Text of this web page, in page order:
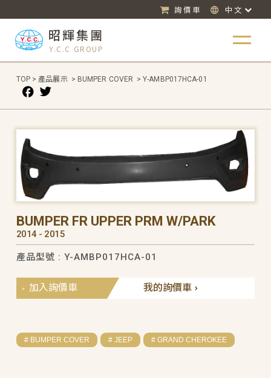
詢價車 中文
昭輝集團
Y.C.C GROUP
TOP > 產品展示 > BUMPER COVER > Y-AMBP017HCA-01
BUMPER FR UPPER PRM W/PARK
2014 - 2015
產品型號 : Y-AMBP017HCA-01
我的詢價車
加入詢價車
# BUMPER COVER # JEEP # GRAND CHEROKEE